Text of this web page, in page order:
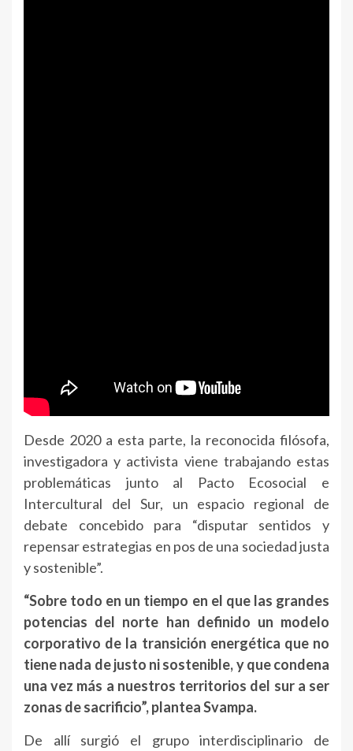
Desde 2020 a esta parte, la reconocida filósofa,
investigadora y activista viene trabajando estas
problemáticas junto al Pacto Ecosocial e
Intercultural del Sur, un espacio regional de
debate concebido para “disputar sentidos y
repensar estrategias en pos de una sociedad justa
y sostenible”.
“Sobre todo en un tiempo en el que las grandes
potencias del norte han definido un modelo
corporativo de la transición energética que no
tiene nada de justo ni sostenible, y que condena
una vez más a nuestros territorios del sur a ser
zonas de sacrificio”, plantea Svampa.
De allí surgió el grupo interdisciplinario de